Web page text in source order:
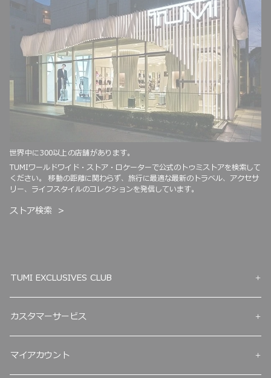
世界中に300以上の店舗があります。
TUMIワールドワイド・ストア・ロケーターで公式のトゥミストアを検索して
ください。 移動の距離に関わらず、旅行に最適な最新のトラベル、アクセサ
リー、ライフスタイルのコレクションを発信しています。
ストア検索
TUMI EXCLUSIVES CLUB
カスタマーサービス
マイアカウント